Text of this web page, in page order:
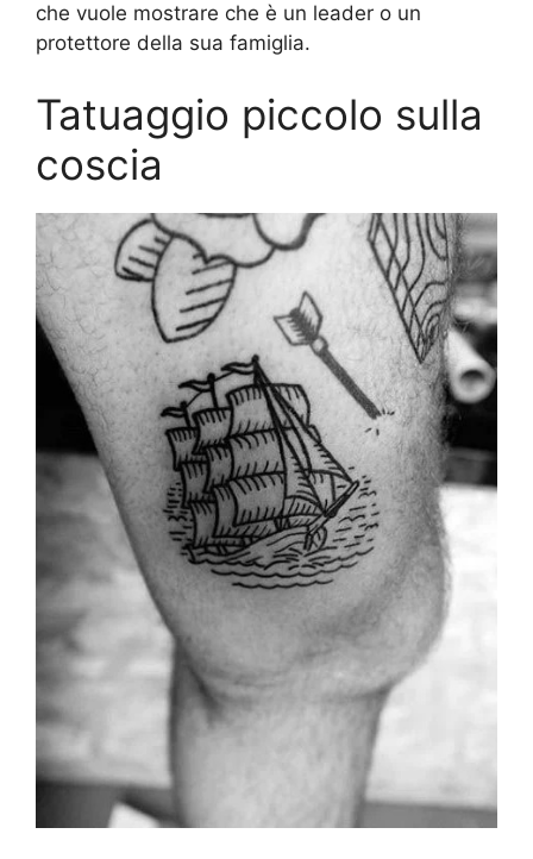
che vuole mostrare che è un leader o un
protettore della sua famiglia.
Tatuaggio piccolo sulla
coscia